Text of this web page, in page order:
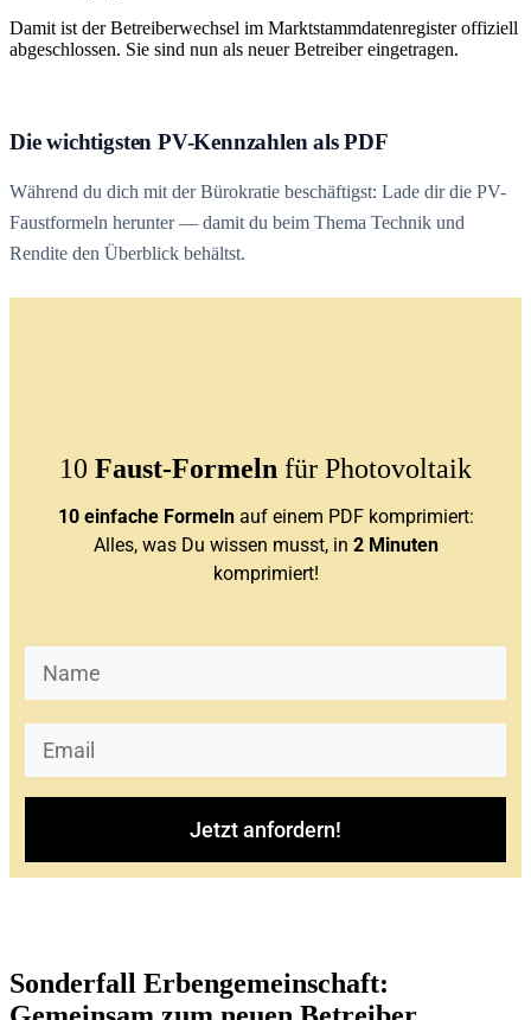
Damit ist der Betreiberwechsel im Marktstammdatenregister offiziell
abgeschlossen. Sie sind nun als neuer Betreiber eingetragen.
Die wichtigsten PV-Kennzahlen als PDF
Während du dich mit der Bürokratie beschäftigst: Lade dir die PV-
Faustformeln herunter — damit du beim Thema Technik und
Rendite den Überblick behältst.
10 Faust-Formeln für Photovoltaik
10 einfache Formeln auf einem PDF komprimiert:
Alles, was Du wissen musst, in 2 Minuten
komprimiert!
Jetzt anfordern!
Sonderfall Erbengemeinschaft: